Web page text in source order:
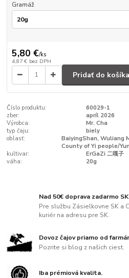
Gramáž
5,80 €/ks
4,87 € bez DPH
Pridať do košíka
Číslo produktu:
60029-1
zber:
apríl 2026
Výrobca:
Mr. Cha
typ čaju:
biely
oblasť:
BaiyingShan, Wuliang
County of Yi people/
kultivar:
ErGaZi 二嘎子
váha:
20g
Nad 50€ doprava zadarmo
Pre službu Zásielkovne SK a
kuriér na adresu pre SK.
Dovoz čajov priamo od
Pozrite si blog z našich ciest.
Iba prémiová kvalita.